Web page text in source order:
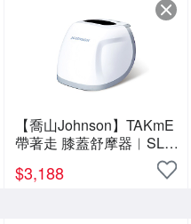
【喬山Johnson】TAKmE
帶著走 膝蓋舒摩器︱SL-
$3,188